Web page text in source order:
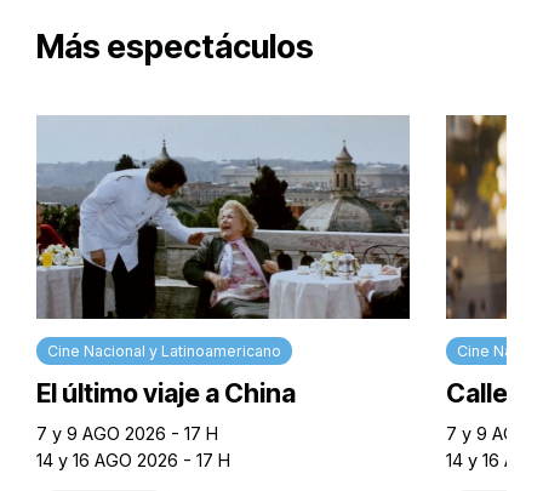
Más espectáculos
Cine Nacional y Latinoamericano
El último viaje a China
7 y 9 AGO 2026 - 17 H
14 y 16 AGO 2026 - 17 H
Cine
Calle
7 y 9 AGO
14 y 16